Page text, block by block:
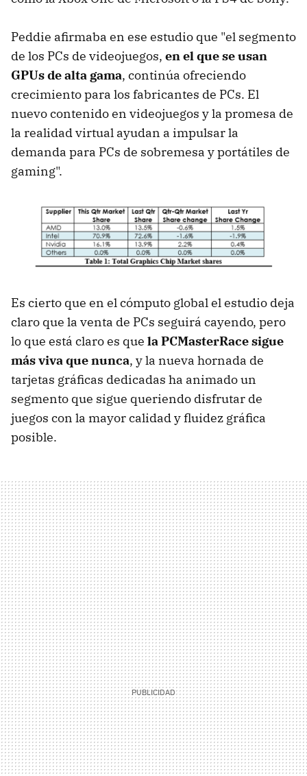
Peddie afirmaba en ese estudio que "el segmento
de los PCs de videojuegos, en el que se usan
GPUs de alta gama, continúa ofreciendo
crecimiento para los fabricantes de PCs. El
nuevo contenido en videojuegos y la promesa de
la realidad virtual ayudan a impulsar la
demanda para PCs de sobremesa y portátiles de
gaming".
Es cierto que en el cómputo global el estudio deja
claro que la venta de PCs seguirá cayendo, pero
lo que está claro es que la PCMasterRace sigue
más viva que nunca, y la nueva hornada de
tarjetas gráficas dedicadas ha animado un
segmento que sigue queriendo disfrutar de
juegos con la mayor calidad y fluidez gráfica
posible.